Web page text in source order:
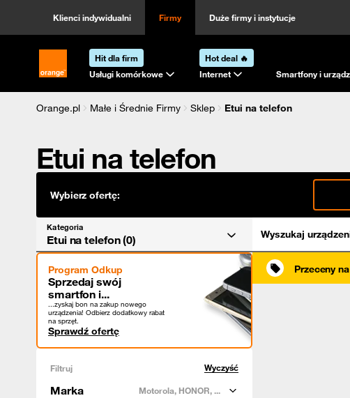
Klienci indywidualni Firmy Duże firmy i instytucje
Strona główna Orange.pl
Hit dla firm
Usługi komórkowe
Hot deal 🔥
Internet
Smartfony i
Orange.pl Małe i Średnie Firmy Sklep
Etui na telefon
Etui na telefon
Wybierz ofertę:
Kategoria
Etui na telefon (0) Wyszukaj
Program Odkup
Sprzedaj swój
smartfon i...
...zyskaj bon na zakup nowego
urządzenia! Odbierz dodatkowy rabat
na sprzęt.
Sprawdź ofertę
Filtruj Wyczyść
Marka Motorola, HONOR, ...
Przeceny